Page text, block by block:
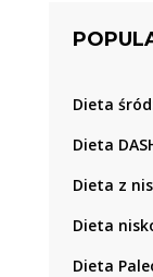
Dieta
Dieta
Dieta z
Dieta
Dieta